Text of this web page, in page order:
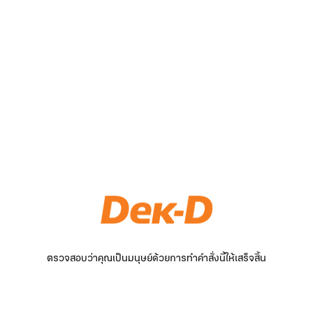
ตรวจสอบว่าคุณเป็นมนุษย์ด้วยการทำคำสั่งนี้ให้เสร็จสิ้น